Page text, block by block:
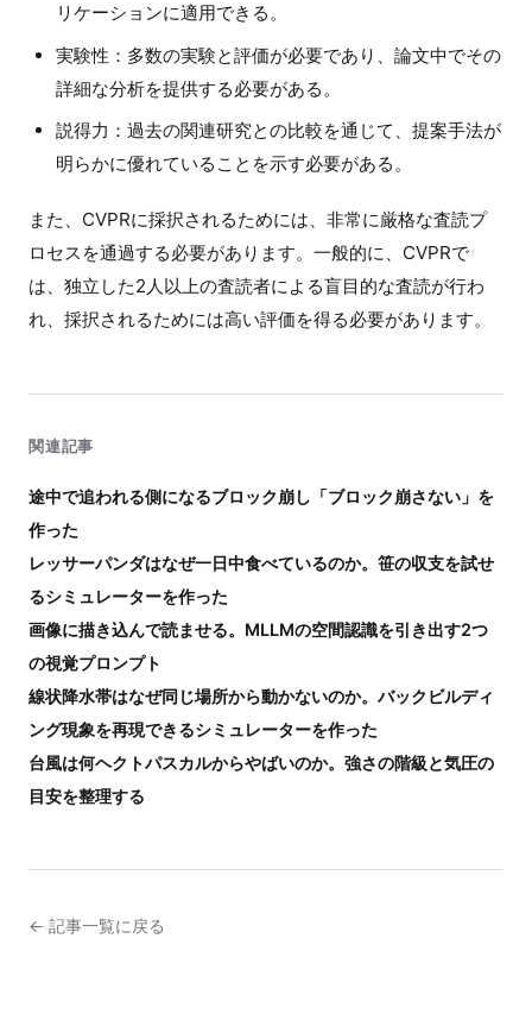
リケーションに適用できる。
実験性：多数の実験と評価が必要であり、論文中でその
詳細な分析を提供する必要がある。
説得力：過去の関連研究との比較を通じて、提案手法が
明らかに優れていることを示す必要がある。
また、CVPRに採択されるためには、非常に厳格な査読プ
ロセスを通過する必要があります。一般的に、CVPRで
は、独立した2人以上の査読者による盲目的な査読が行わ
れ、採択されるためには高い評価を得る必要があります。
関連記事
途中で追われる側になるブロック崩し「ブロック崩さない」を
作った
レッサーパンダはなぜ一日中食べているのか。笹の収支を試せ
るシミュレーターを作った
画像に描き込んで読ませる。MLLMの空間認識を引き出す2つ
の視覚プロンプト
線状降水帯はなぜ同じ場所から動かないのか。バックビルディ
ング現象を再現できるシミュレーターを作った
台風は何ヘクトパスカルからやばいのか。強さの階級と気圧の
目安を整理する
← 記事一覧に戻る